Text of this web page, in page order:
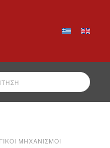
ΜΗΧΑΝΙΣΜΟΊ